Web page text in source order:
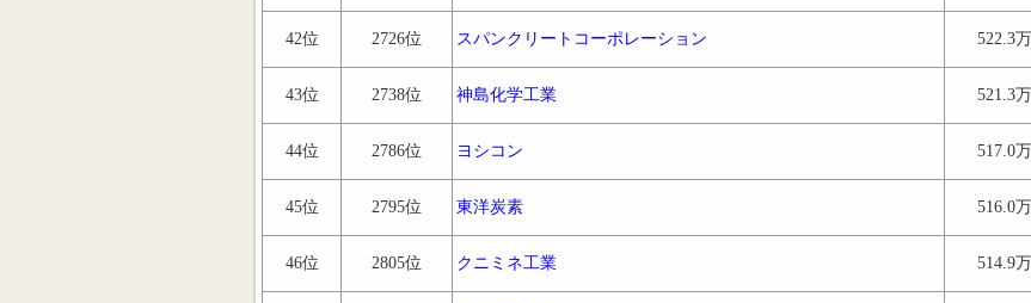
42位 2726位 スパンクリートコーポレーション 522.3万
43位 2738位 神島化学工業 521.3万
44位 2786位 ヨシコン 517.0万
45位 2795位 東洋炭素 516.0万
46位 2805位 クニミネ工業 514.9万